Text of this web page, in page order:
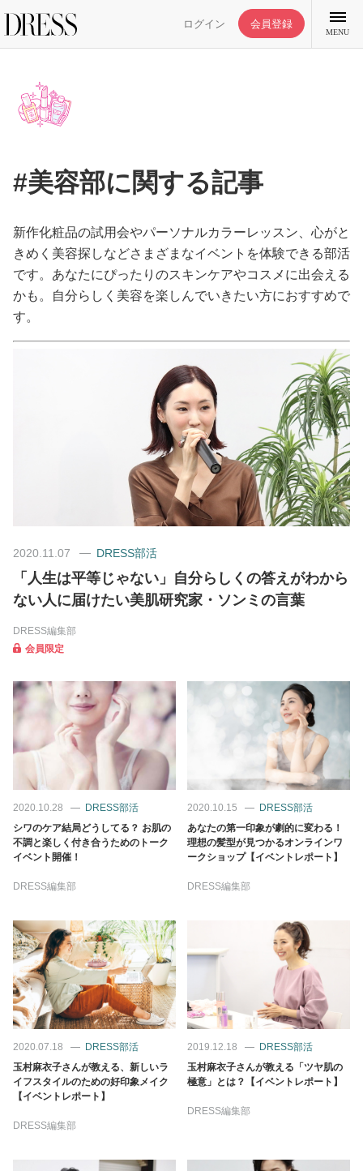
ログイン 会員登録
MENU
ライフスタイル
ファッション
ワークスタイル
妊娠/出産/家族
グルメ
トラベル
カルチャー/エンタメ
占い
性と愛
ゲーム
#美容部に関する記事
新作化粧品の試用会やパーソナルカラーレッスン、心がと
きめく美容探しなどさまざまなイベントを体験できる部活
です。あなたにぴったりのスキンケアやコスメに出会える
かも。自分らしく美容を楽しんでいきたい方におすすめで
す。
2020.11.07 DRESS部活
「人生は平等じゃない」自分らしくの答えがわから
ない人に届けたい美肌研究家・ソンミの言葉
DRESS編集部
会員限定
2020.10.28
DRESS部活
シワのケア結局どうしてる？ お肌の
不調と楽しく付き合うためのトーク
イベント開催！
DRESS編集部
2020.10.15
DRESS部活
あなたの第一印象が劇的に変わる！
理想の髪型が見つかるオンラインワ
ークショップ【イベントレポート】
DRESS編集部
2020.07.18
DRESS部活
玉村麻衣子さんが教える、新しいラ
イフスタイルのための好印象メイク
【イベントレポート】
DRESS編集部
2019.12.18
DRESS部活
玉村麻衣子さんが教える「ツヤ肌の
極意」とは？【イベントレポート】
DRESS編集部